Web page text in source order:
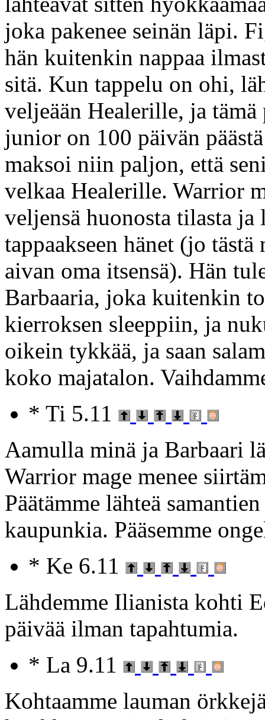
joka pakenee seinän läpi.
hän kuitenkin nappaa
sitä. Kun tappelu on ohi,
veljeään Healerille, ja
junior on 100 päivän
maksoi niin paljon, että
velkaa Healerille. Warrior
veljensä huonosta tilasta ja
tappaakseen hänet (jo
aivan oma itsensä). Hän
Barbaaria, joka kuitenkin
kierroksen sleeppiin, ja
oikein tykkää, ja saan
koko majatalon.
* Ti 5.11
Aamulla minä ja Barbaari
Warrior mage menee
Päätämme lähteä
kaupunkia. Pääsemme
* Ke 6.11
Lähdemme Ilianista kohti
päivää ilman tapahtumia.
* La 9.11
Kohtaamme lauman